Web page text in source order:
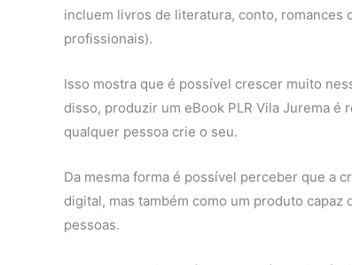
incluem livros de literatura, conto, romances
profissionais).
Isso mostra que é possível crescer muito
disso, produzir um eBook PLR Vila Jurema
qualquer pessoa crie o seu.
Da mesma forma é possível perceber que a
digital, mas também como um produto
pessoas.